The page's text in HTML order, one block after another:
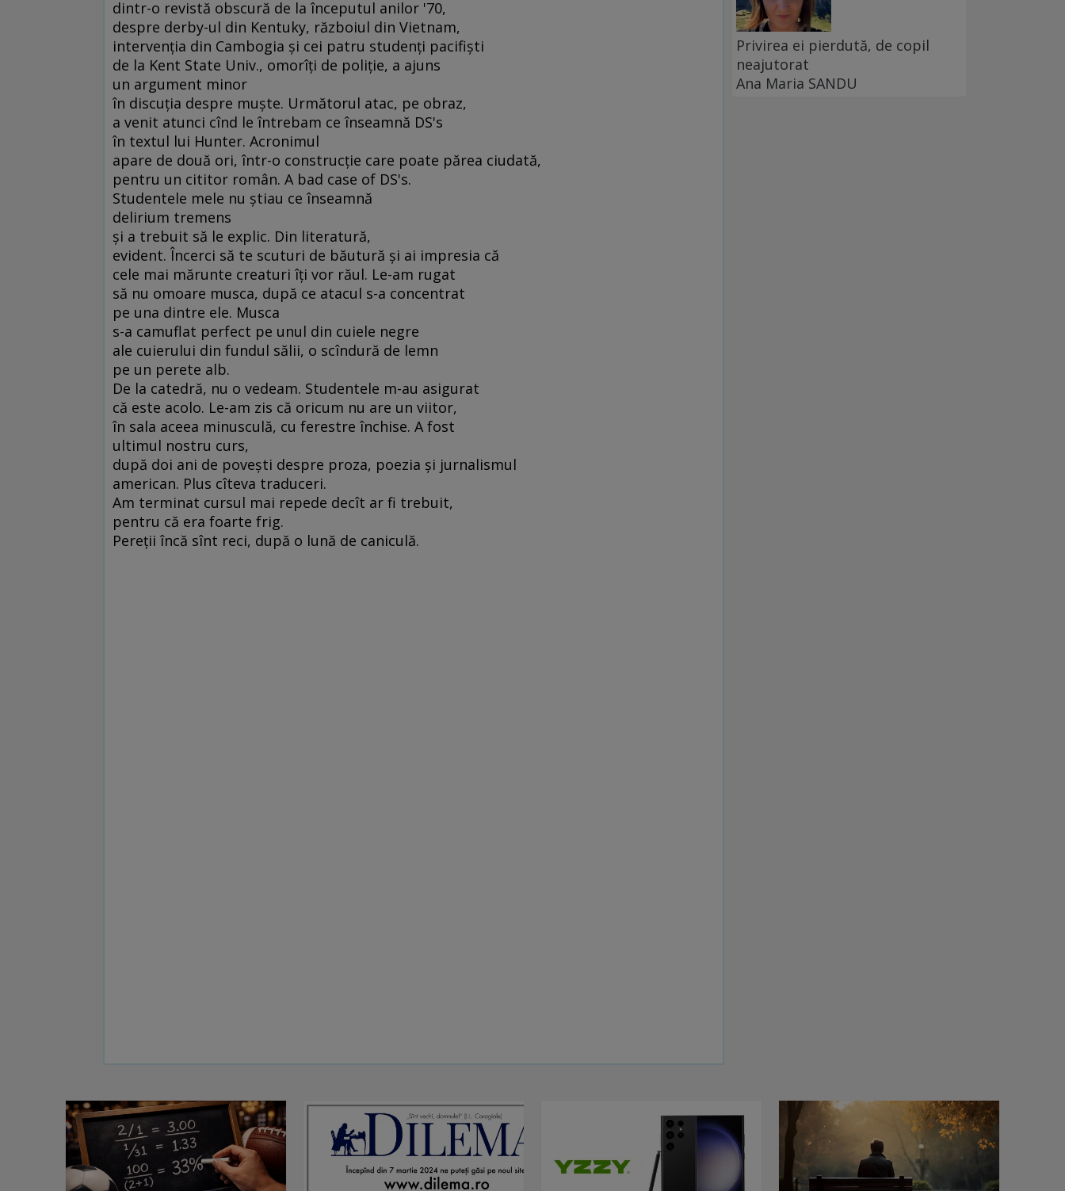
dintr-o revistă obscură de la începutul anilor '70,
despre derby-ul din Kentuky, războiul din Vietnam,
intervenţia din Cambogia şi cei patru studenţi pacifişti
de la Kent State Univ., omorîţi de poliţie, a ajuns
un argument minor
în discuţia despre muşte. Următorul atac, pe obraz,
a venit atunci cînd le întrebam ce înseamnă DS's
în textul lui Hunter. Acronimul
apare de două ori, într-o construcţie care poate părea ciudată,
pentru un cititor român. A bad case of DS's.
Studentele mele nu ştiau ce înseamnă
delirium tremens
şi a trebuit să le explic. Din literatură,
evident. Încerci să te scuturi de băutură şi ai impresia că
cele mai mărunte creaturi îţi vor răul. Le-am rugat
să nu omoare musca, după ce atacul s-a concentrat
pe una dintre ele. Musca
s-a camuflat perfect pe unul din cuiele negre
ale cuierului din fundul sălii, o scîndură de lemn
pe un perete alb.
De la catedră, nu o vedeam. Studentele m-au asigurat
că este acolo. Le-am zis că oricum nu are un viitor,
în sala aceea minusculă, cu ferestre închise. A fost
ultimul nostru curs,
după doi ani de poveşti despre proza, poezia şi jurnalismul
american. Plus cîteva traduceri.
Am terminat cursul mai repede decît ar fi trebuit,
pentru că era foarte frig.
Pereţii încă sînt reci, după o lună de caniculă.
Privirea ei pierdută, de copil
neajutorat
Ana Maria SANDU